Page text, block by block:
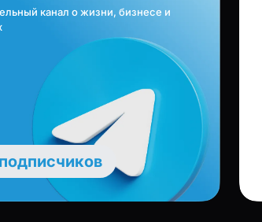
канал о жизни, бизнесе и